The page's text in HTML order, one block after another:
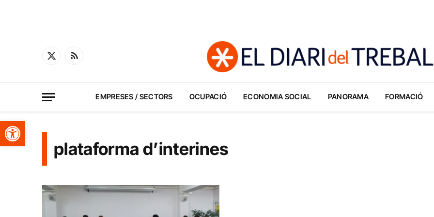
Obre la barra d'eines
X
RSS
EMPRESES / SECTORS OCUPACIÓ ECONOMIA SOCIAL PANORAMA FORMACIÓ
plataforma d’interines